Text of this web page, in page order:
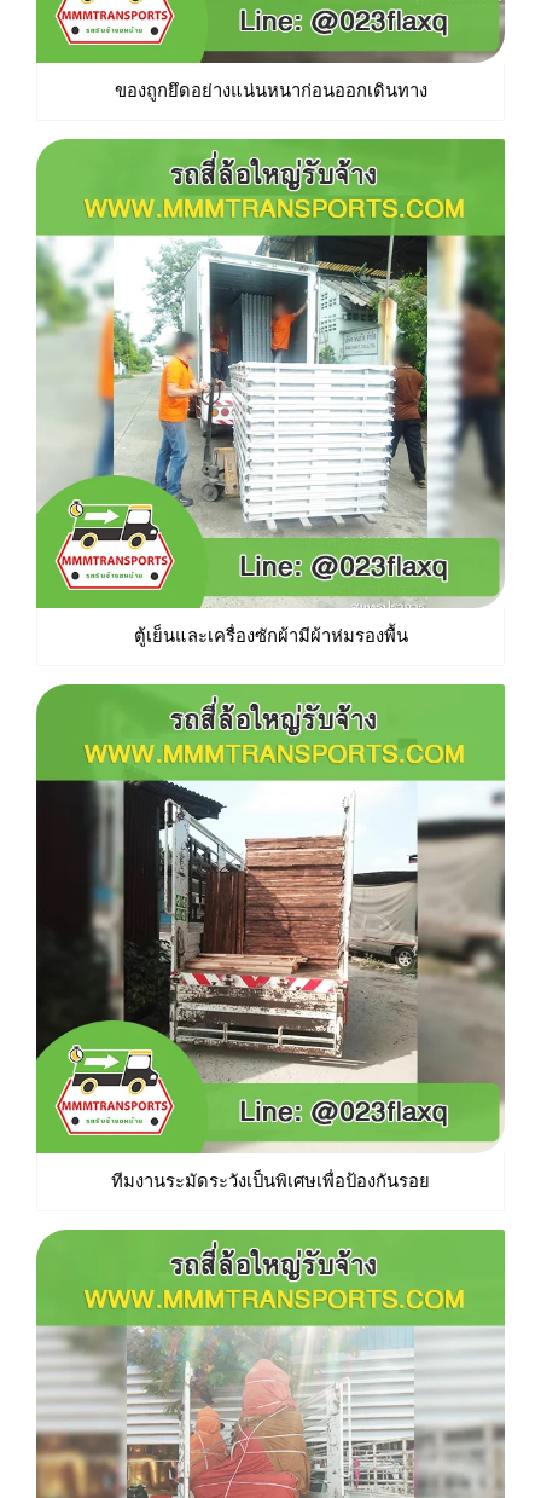
ของถูกยึดอย่างแน่นหนาก่อนออกเดินทาง
ตู้เย็นและเครื่องซักผ้ามีผ้าห่มรองพื้น
ทีมงานระมัดระวังเป็นพิเศษเพื่อป้องกันรอย